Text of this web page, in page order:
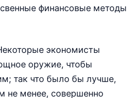
финансовые методы
экономисты
оружие, чтобы
так что было бы лучше,
не менее, совершенно